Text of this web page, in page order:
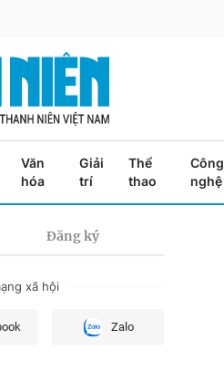
Văn
hóa
Giải
trí
Thể
thao
Công
nghệ
Đăng ký
xã hội
Zalo